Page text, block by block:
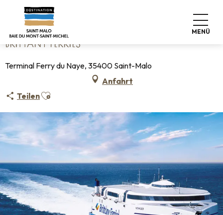
contenu
principal
MENÜ
Startseite
BRITTANY FERRIES
Terminal Ferry du Naye, 35400 Saint-Malo
Anfahrt
TeilenAjouter aux favoris